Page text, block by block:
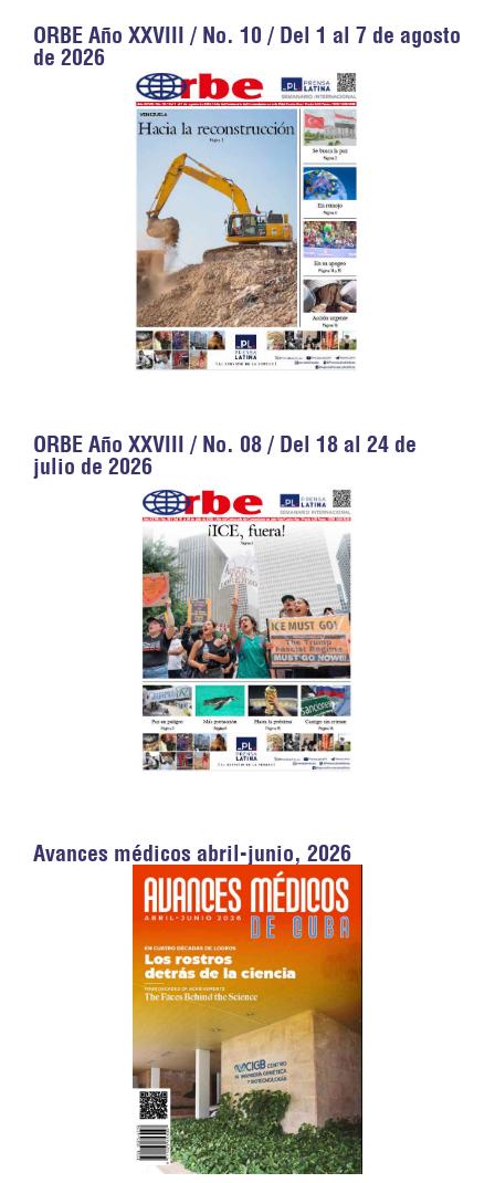
ORBE Año XXVIII / No. 10 / Del 1 al 7 de agosto
de 2026
ORBE Año XXVIII / No. 08 / Del 18 al 24 de
julio de 2026
Avances médicos abril-junio, 2026